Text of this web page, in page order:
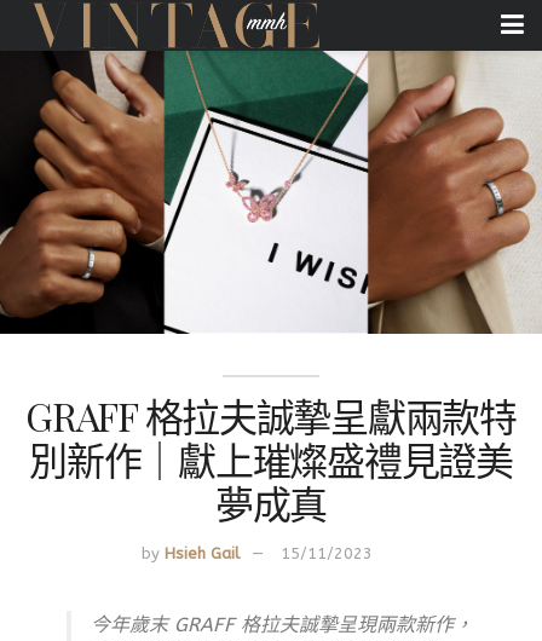
GRAFF 格拉夫誠摯呈獻兩款特
別新作｜獻上璀燦盛禮見證美
夢成真
by Hsieh Gail 15/11/2023
今年歲末 GRAFF 格拉夫誠摯呈現兩款新作，